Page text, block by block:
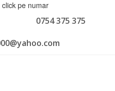
pe numar
0754 375 375